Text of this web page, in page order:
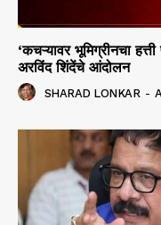
‘कचऱ्यावर भूमिग्रीनचा
अरविंद शिंदेंचे आंदोलन
SHARAD LONKAR -